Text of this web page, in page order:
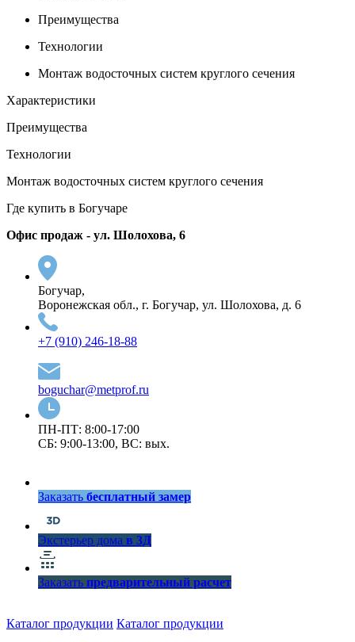
Преимущества
Технологии
Монтаж водосточных систем круглого сечения
Характеристики
Преимущества
Технологии
Монтаж водосточных систем круглого сечения
Где купить в Богучаре
Офис продаж - ул. Шолохова, 6
Богучар,
Воронежская обл., г. Богучар, ул. Шолохова, д. 6
+7 (910) 246-18-88
boguchar@metprof.ru
ПН-ПТ: 8:00-17:00
СБ: 9:00-13:00, ВС: вых.
Заказать бесплатный замер
Экстерьер дома в 3Д
Заказать предварительный расчет
Каталог продукции Каталог продукции